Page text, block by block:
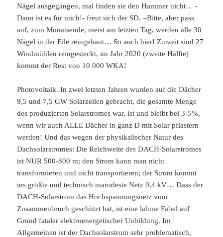
Nägel ausgegangen, mal finden sie den Hammer nicht… -
Dann ist es für mich!- freut sich der SD. –Bitte, aber pass
auf, zum Monatsende, meist am letzten Tag, werden alle 30
Nägel in der Eile reingehaut… So auch hier! Zurzeit sind 27
Windmühlen reingesteckt, im Jahr 2020 (zweite Hälfte)
kommt der Rest von 10 000 WKA!
Photovoltaik. In zwei letzten Jahren wurden auf die Dächer
9,5 und 7,5 GW Solarzellen gebracht, die gesamte Menge
des produzierten Solarstromes war, ist und bleibt bei 3-5%,
wenn wir auch ALLE Dächer in ganz D mit Solar pflastern
werden! Und das wegen der physikalischer Natur des
Dachsolarstromes: Die Reichweite des DACH-Solarstromes
ist NUR 500-800 m; den Strom kann man nicht
transformieren und nicht transportieren; der Strom kommt
ins größte und technisch marodeste Netz 0,4 kV… Dass der
DACH-Solarstrom das Hochspannungsnetz vom
Zusammenbruch geschützt hat, ist eine lahme Fabel auf
Grund fataler elektroenergetischer Unbildung. Im
Allgemeinen ist der Dachsolarstrom sehr problematisch,